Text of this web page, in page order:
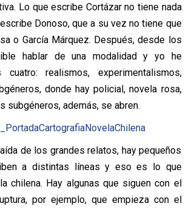
Lo que escribe Cortázar no tiene nada
Donoso, que a su vez no tiene que
o García Márquez. Después, desde los
hablar de una modalidad y yo he
cuatro: realismos, experimentalismos,
donde hay policial, novela rosa,
subgéneros, además, se abren.
de los grandes relatos, hay pequeños
a distintas líneas y eso es lo que
chilena. Hay algunas que siguen con el
por ejemplo, que empieza con el